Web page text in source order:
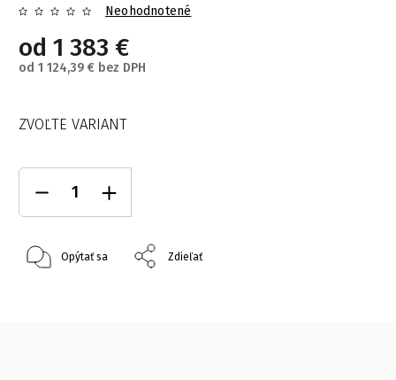
Neohodnotené
od 1 383 €
od 1 124,39 € bez DPH
ZVOĽTE VARIANT
Opýtať sa Zdieľať